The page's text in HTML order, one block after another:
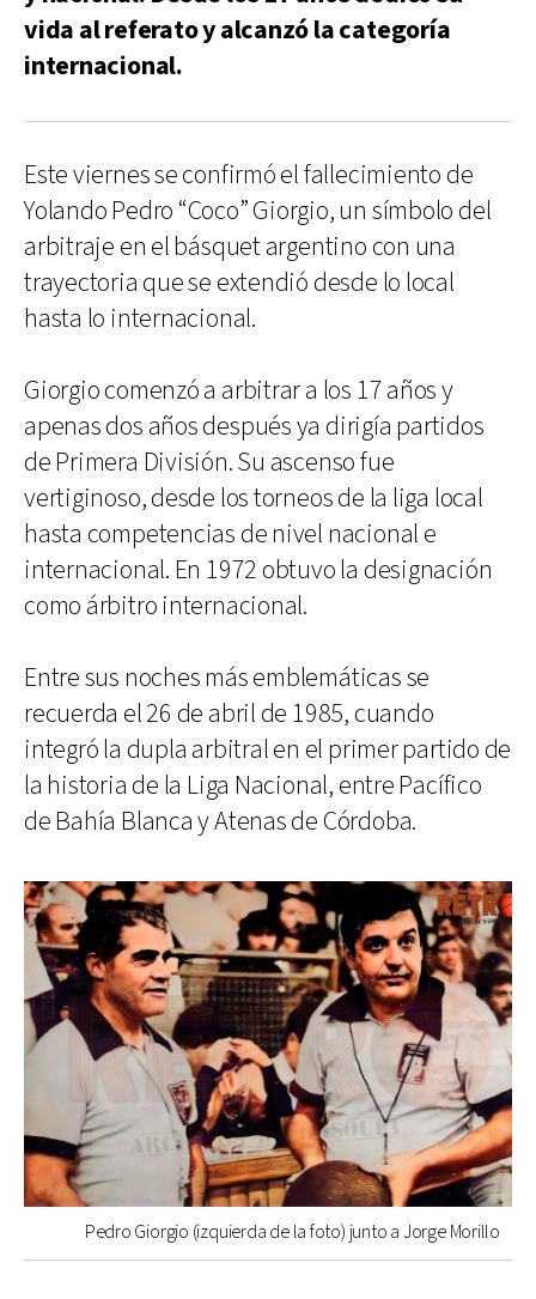
vida al referato y alcanzó la categoría
internacional.
Este viernes se confirmó el fallecimiento de
Yolando Pedro “Coco” Giorgio, un símbolo del
arbitraje en el básquet argentino con una
trayectoria que se extendió desde lo local
hasta lo internacional.
Giorgio comenzó a arbitrar a los 17 años y
apenas dos años después ya dirigía partidos
de Primera División. Su ascenso fue
vertiginoso, desde los torneos de la liga local
hasta competencias de nivel nacional e
internacional. En 1972 obtuvo la designación
como árbitro internacional.
Entre sus noches más emblemáticas se
recuerda el 26 de abril de 1985, cuando
integró la dupla arbitral en el primer partido de
la historia de la Liga Nacional, entre Pacífico
de Bahía Blanca y Atenas de Córdoba.
Pedro Giorgio (izquierda de la foto) junto a Jorge Morillo